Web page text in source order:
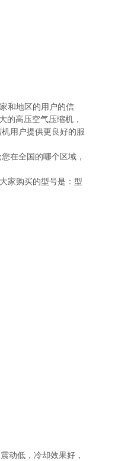
和地区的用户的信
的高压空气压缩机，
用户提供更良好的服
在全国的哪个区域，
家购买的型号是：型
动低，冷却效果好，